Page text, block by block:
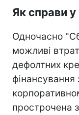
Як справи
Одночасно
можливі
дефолтних
фінансування
прострочена